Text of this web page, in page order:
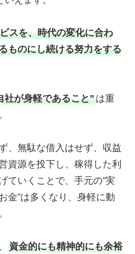
スを、時代の変化に合わ
ものにし続ける努力をする
社が身軽であること”は重
、無駄な借入はせず、収益
資源を投下し、稼得した利
ていくことで、手元の”実
金”は多くなり、身軽に動
資金的にも精神的にも余裕